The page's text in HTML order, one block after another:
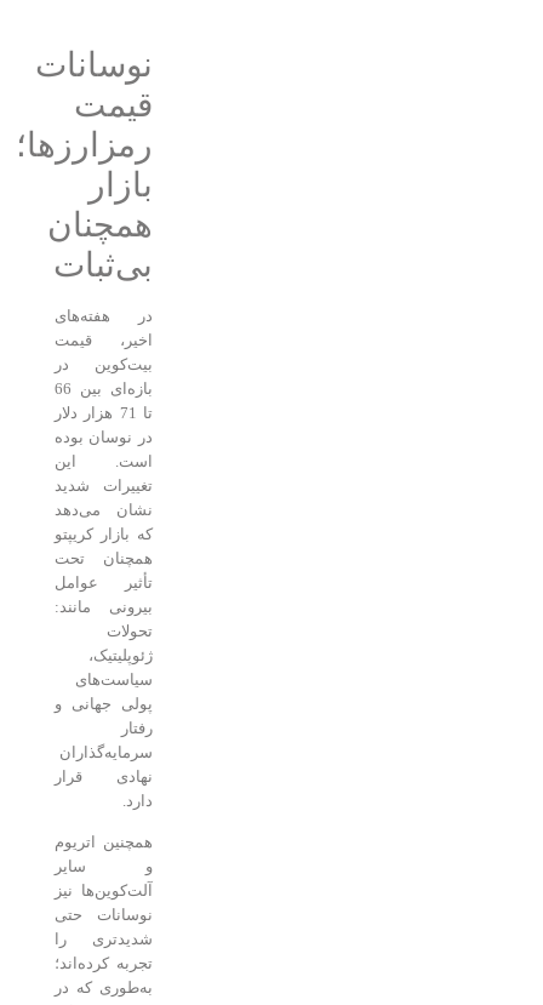
نوسانات
قیمت
رمزارزها؛
بازار
همچنان
بی‌ثبات
در هفته‌های
اخیر، قیمت
بیت‌کوین در
بازه‌ای بین 66
تا 71 هزار دلار
در نوسان بوده
است. این
تغییرات شدید
نشان می‌دهد
که بازار کریپتو
همچنان تحت
تأثیر عوامل
بیرونی مانند:
ژئوپلیتیک،
سیاست‌های
پولی جهانی و
سرمایه‌گذاران
نهادی قرار
همچنین اتریوم
و سایر
آلت‌کوین‌ها نیز
نوسانات حتی
شدیدتری را
تجربه کرده‌اند؛
به‌طوری که در